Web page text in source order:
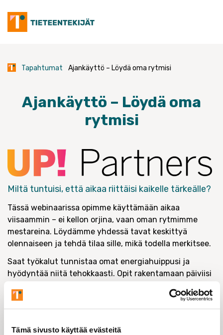
Tämä sivusto käyttää evästeitä
content
Tapahtumat Ajankäyttö – Löydä oma rytmisi
Ajankäyttö – Löydä oma
rytmisi
Miltä tuntuisi, että aikaa riittäisi kaikelle tärkeälle?
Tässä webinaarissa opimme käyttämään aikaa
viisaammin – ei kellon orjina, vaan oman rytmimme
mestareina. Löydämme yhdessä tavat keskittyä
olennaiseen ja tehdä tilaa sille, mikä todella merkitsee.
Saat työkalut tunnistaa omat energiahuippusi ja
hyödyntää niitä tehokkaasti. Opit rakentamaan päiviisi
Tämä webinaari auttaa sinua ottamaan ajan omaksi
liittolaiseksesi.